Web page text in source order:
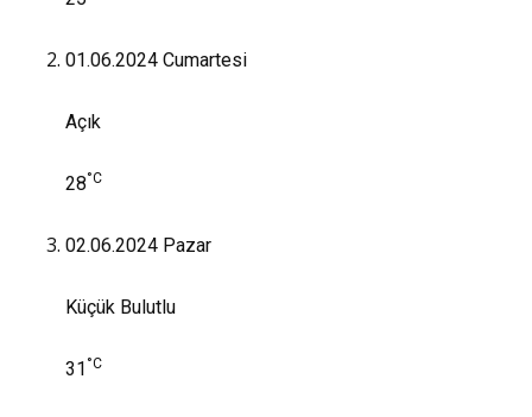
01.06.2024 Cumartesi
Açık
28°C
02.06.2024 Pazar
Küçük Bulutlu
31 °C